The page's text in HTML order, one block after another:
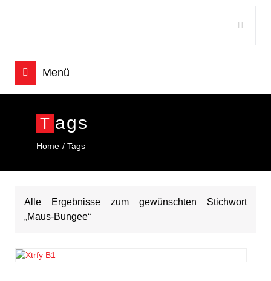
T Ags
Home Tags
Alle Ergebnisse zum gewünschten Stichwort
„Maus-Bungee“